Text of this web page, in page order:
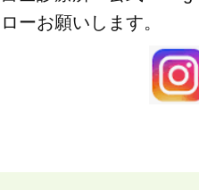
ローお願いします。